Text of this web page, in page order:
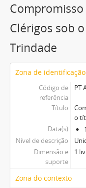
Clérigos sob
Trindade
Zona de identificação
Código de
referência
PT
Título
o
Data(s)
Nível de descrição
Dimensão e
suporte
1 liv.
Zona do contexto